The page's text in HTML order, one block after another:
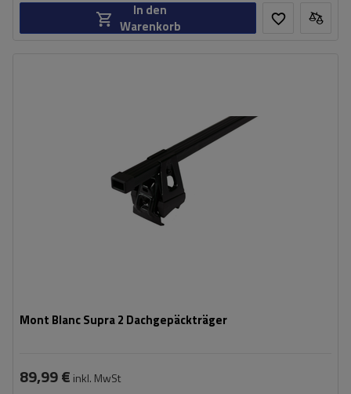
In den
Warenkorb
Mont Blanc Supra 2 Dachgepäckträger
89,99 € inkl. MwSt